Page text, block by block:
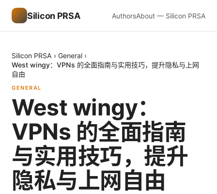
Silicon PRSA AuthorsAbout — Silicon PRSA
Silicon PRSA › General ›
West wingy：VPNs 的全面指南与实用技巧，提升隐私与上网
自由
GENERAL
West wingy：
VPNs 的全面指南
与实用技巧，提升
隐私与上网自由